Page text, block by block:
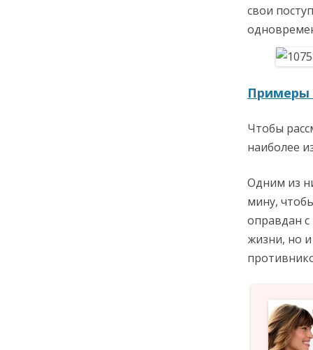
свои
Примеры
Чтобы
наиболее
Одним из
мину,
оправдан с
жизни, но